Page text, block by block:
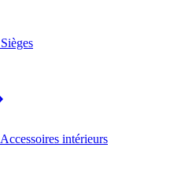
Sièges
Accessoires intérieurs